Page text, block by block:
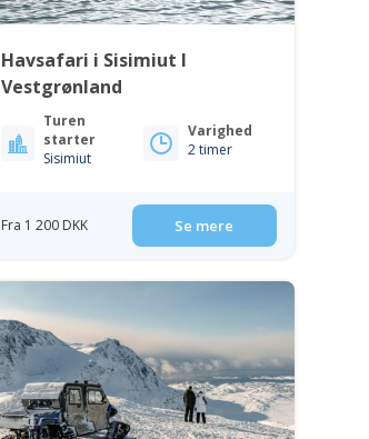
Havsafari i Sisimiut I
Vestgrønland
Turen
starter
Sisimiut
Varighed
2 timer
Fra 1 200 DKK Se mere